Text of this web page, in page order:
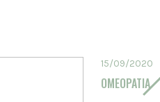
15/09/2020
OMEOPATIA